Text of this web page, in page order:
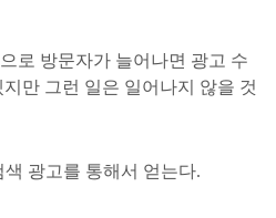
로 방문자가 늘어나면 광고 수
만 그런 일은 일어나지 않을 것
색 광고를 통해서 얻는다.